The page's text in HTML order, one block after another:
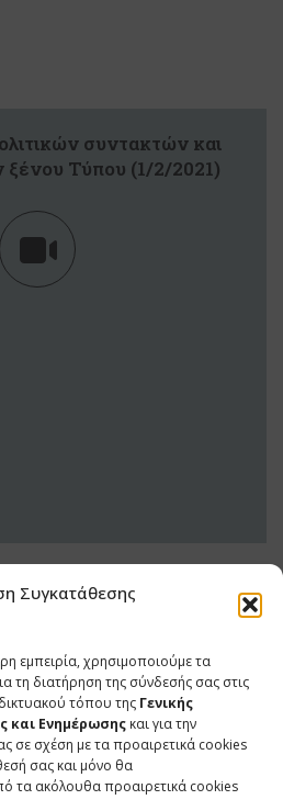
Συγκατάθεσης
εμπειρία, χρησιμοποιούμε τα
τη διατήρηση της σύνδεσής σας στις
τόπου της Γενικής
και Ενημέρωσης και για την
σε σχέση με τα προαιρετικά cookies
σας και μόνο θα
τα ακόλουθα προαιρετικά cookies
συντακτών και
Τύπου (1/2/2021)